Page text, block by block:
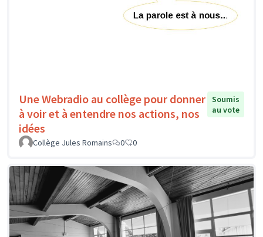
Une Webradio au collège pour donner
à voir et à entendre nos actions, nos
idées
Soumis
au vote
Collège Jules Romains 0 0